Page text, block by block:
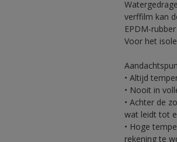
verffilm kan
EPDM-
Voor het
• Altijd
• Nooit in
• Achter de
wat leidt tot
• Hoge
rekening te